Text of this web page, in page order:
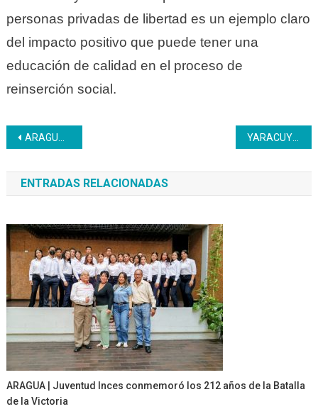
personas privadas de libertad es un ejemplo claro
del impacto positivo que puede tener una
educación de calidad en el proceso de
reinserción social.
Navegación
de
entradas
ARAGUA | Inces arrancó el año con buen impulso, organización y planificación YARACUY | El Inces capacita a las mujeres para el empoderamiento
ENTRADAS RELACIONADAS
ARAGUA | Juventud Inces conmemoró los 212 años de la Batalla
de la Victoria